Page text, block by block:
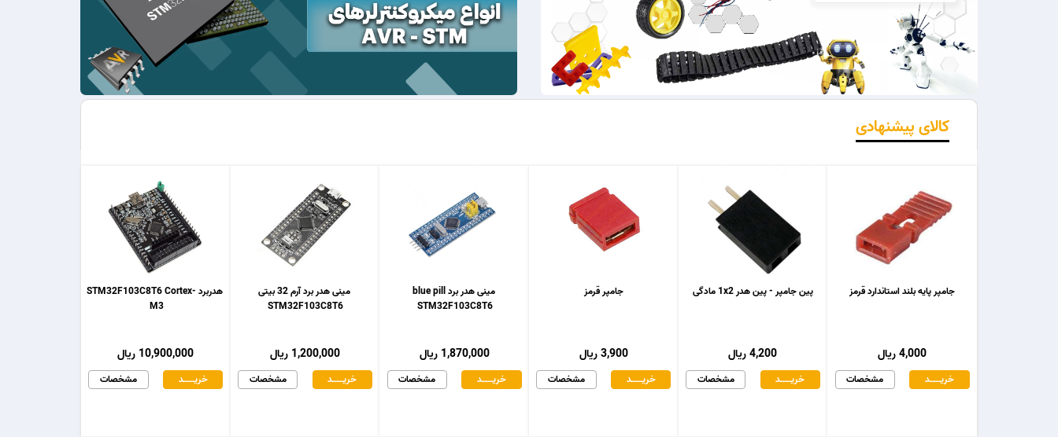
کالای پیشنهادی
هدربرد STM32F103C8T6 Cortex-
M3
10,900,000 ریال
مشخصات خریـــــــد
مینی هدر برد آرم 32 بیتی
STM32F103C8T6
1,200,000 ریال
مشخصات خریـــــــد
مینی هدر برد blue pill
STM32F103C8T6
1,870,000 ریال
مشخصات خریـــــــد
جامپر قرمز
3,900 ریال
مشخصات خریـــــــد
پین جامپر - پین هدر 1x2 مادگی
4,200 ریال
مشخصات خریـــــــد
جامپر پایه بلند استاندارد قرمز
4,000 ریال
مشخصات خریـــــــد